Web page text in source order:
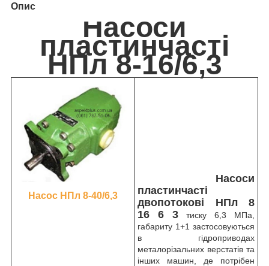
Опис
Насоси
пластинчасті
НПл 8-16/6,3
Насос НПл 8-40/6,3
Насоси
пластинчасті
двопотокові НПл 8
16 6 3 тиску 6,3 МПа,
габариту 1+1 застосовуються
в гідроприводах
металорізальних верстатів та
інших машин, де потрібен